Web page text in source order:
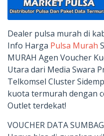
Dealer pulsa murah di
Info Harga Pulsa Murah
MURAH Agen Voucher
Utara dari Media Swara
Telkomsel Cluster
kuota termurah dengan
Outlet terdekat!
VOUCHER DATA